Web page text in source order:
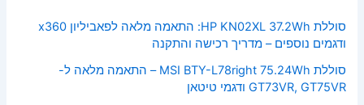
סוללת HP KN02XL 37.2Wh: התאמה מלאה לפאביליון x360
ודגמים נוספים – מדריך רכישה והתקנה
סוללת MSI BTY-L78right 75.24Wh – התאמה מלאה ל-
GT73VR, GT75VR ודגמי טיטאן